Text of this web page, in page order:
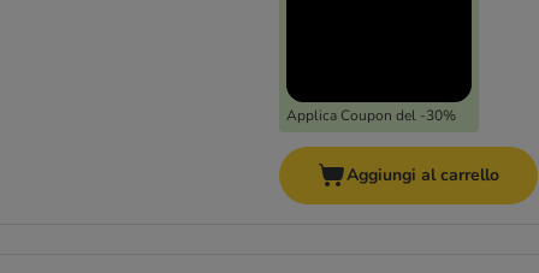
Applica Coupon del -30%
Aggiungi al carrello